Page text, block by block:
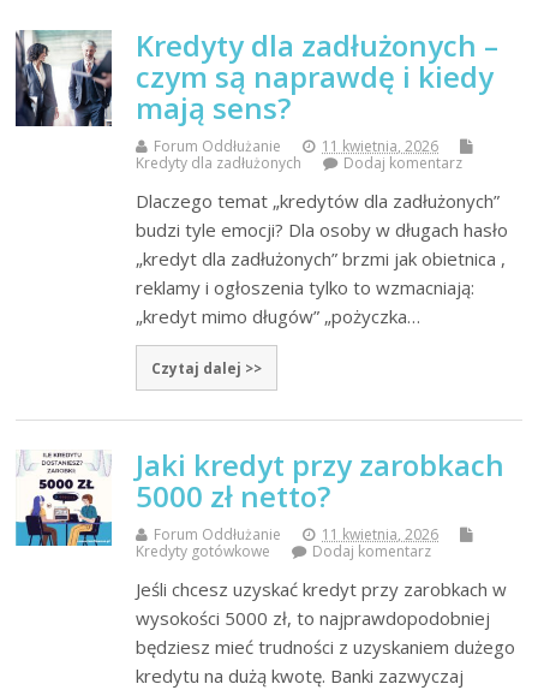
Kredyty dla zadłużonych –
czym są naprawdę i kiedy
mają sens?
Forum Oddłużanie
11 kwietnia, 2026
Kredyty dla zadłużonych
Dodaj komentarz
Dlaczego temat „kredytów dla zadłużonych”
budzi tyle emocji? Dla osoby w długach hasło
„kredyt dla zadłużonych” brzmi jak obietnica ,
reklamy i ogłoszenia tylko to wzmacniają:
„kredyt mimo długów” „pożyczka…
Czytaj dalej >>
Jaki kredyt przy zarobkach
5000 zł netto?
Forum Oddłużanie
11 kwietnia, 2026
Kredyty gotówkowe
Dodaj komentarz
Jeśli chcesz uzyskać kredyt przy zarobkach w
wysokości 5000 zł, to najprawdopodobniej
będziesz mieć trudności z uzyskaniem dużego
kredytu na dużą kwotę. Banki zazwyczaj